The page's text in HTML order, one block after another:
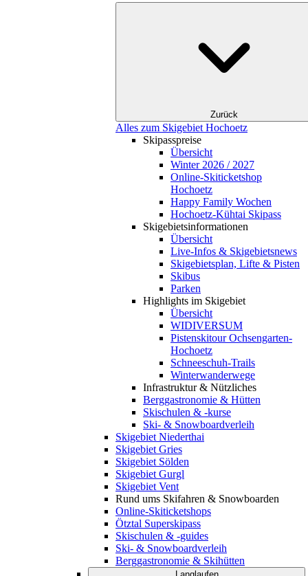
Zurück
Alles zum Skigebiet Hochoetz
Skipasspreise
Übersicht
Winter 2026 / 2027
Online-Skiticketshop
Hochoetz
Happy Family Wochen
Hochoetz-Kühtai Skipass
Skigebietsinformationen
Übersicht
Live-Infos & Skigebietsnews
Skigebietsplan, Lifte & Pisten
Skibus
Parken
Highlights im Skigebiet
Übersicht
WIDIVERSUM
Pistenskitour Ochsengarten-
Hochoetz
Schneeschuh-Trails
Winterwanderwege
Infrastruktur & Nützliches
Berggastronomie & Hütten
Skischulen & -kurse
Ski- & Snowboardverleih
Skigebiet Niederthai
Skigebiet Gries
Skigebiet Sölden
Skigebiet Gurgl
Skigebiet Vent
Rund ums Skifahren & Snowboarden
Online-Skiticketshops
Ötztal Superskipass
Skischulen & -guides
Ski- & Snowboardverleih
Berggastronomie & Skihütten